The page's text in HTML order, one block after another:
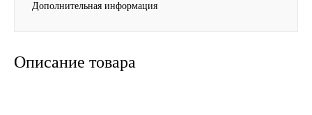
РОСНЕФТЬ
Дополнительная информация
Описание товара